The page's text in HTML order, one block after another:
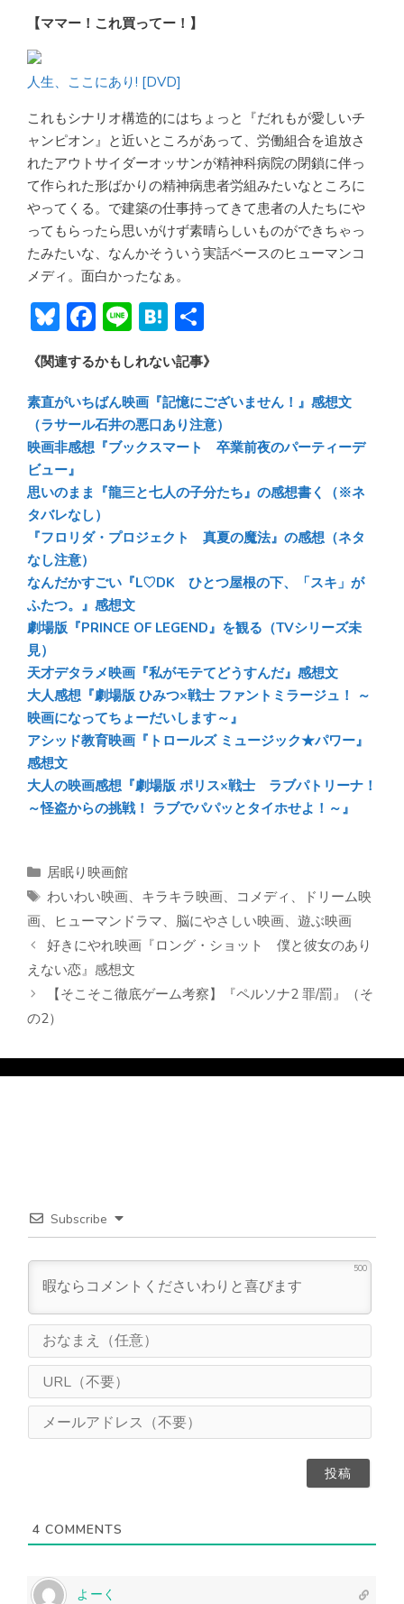
【ママー！これ買ってー！】
人生、ここにあり! [DVD]
これもシナリオ構造的にはちょっと『だれもが愛しいチ
ャンピオン』と近いところがあって、労働組合を追放さ
れたアウトサイダーオッサンが精神科病院の閉鎖に伴っ
て作られた形ばかりの精神病患者労組みたいなところに
やってくる。で建築の仕事持ってきて患者の人たちにや
ってもらったら思いがけず素晴らしいものができちゃっ
たみたいな、なんかそういう実話ベースのヒューマンコ
メディ。面白かったなぁ。
Bl
u
e
sk
y
F
ac
e
b
o
ok
Li
n
e
H
at
e
n
a
有
《関連するかもしれない記事》
素直がいちばん映画『記憶にございません！』感想文
（ラサール石井の悪口あり注意）
映画非感想『ブックスマート 卒業前夜のパーティーデ
ビュー』
思いのまま『龍三と七人の子分たち』の感想書く（※ネ
タバレなし）
『フロリダ・プロジェクト 真夏の魔法』の感想（ネタ
なし注意）
なんだかすごい『L♡DK ひとつ屋根の下、「スキ」が
ふたつ。』感想文
劇場版『PRINCE OF LEGEND』を観る（TVシリーズ未
見）
天才デタラメ映画『私がモテてどうすんだ』感想文
大人感想『劇場版 ひみつ×戦士 ファントミラージュ！ ～
映画になってちょーだいします～』
アシッド教育映画『トロールズ ミュージック★パワー』
感想文
大人の映画感想『劇場版 ポリス×戦士 ラブパトリーナ！
～怪盗からの挑戦！ ラブでパパッとタイホせよ！～』
カ
テ
ゴ
リ
ー
居眠り映画館
タ
グ
わいわい映画、 キラキラ映画、 コメディ 、
ドリーム映
画、 ヒューマンドラマ、 脳にやさしい映画、 遊ぶ映画
好きにやれ映画『ロング・ショット 僕と彼女のあり
えない恋』感想文
【そこそこ徹底ゲーム考察】『ペルソナ2 罪/罰』（そ
の2）
Subscribe
500
ま
（
意
L
（
4 COMMENTS
よーく